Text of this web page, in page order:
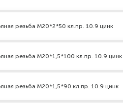
резьба M20*2*50 кл.пр. 10.9 цинк
резьба M20*1,5*100 кл.пр. 10.9 цинк
резьба M20*1,5*90 кл.пр. 10.9 цинк